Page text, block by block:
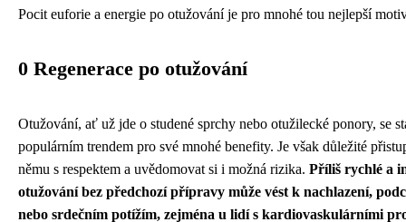
Pocit euforie a energie po otužování je pro mnohé tou nejlepší
0 Regenerace po otužování
Otužování, ať už jde o studené sprchy nebo otužilecké ponory, se
populárním trendem pro své mnohé benefity. Je však důležité
němu s respektem a uvědomovat si i možná rizika. Příliš rychlé a
otužování bez předchozí přípravy může vést k nachlazení,
nebo srdečním potížím, zejména u lidí s kardiovaskulárními